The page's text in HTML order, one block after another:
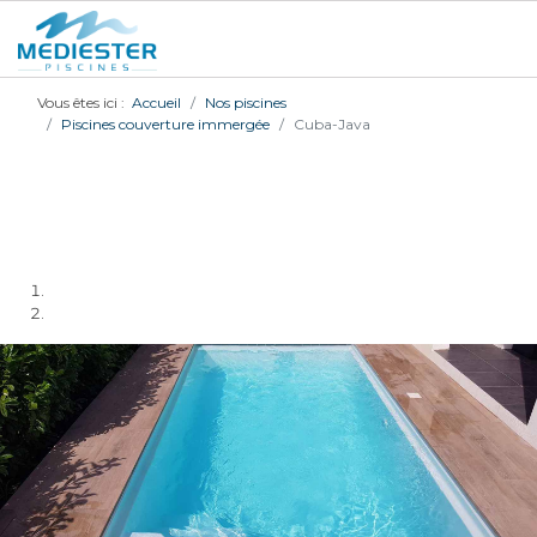
Vous êtes ici : Accueil
Nos piscines
Piscines couverture immergée
Cuba-Java